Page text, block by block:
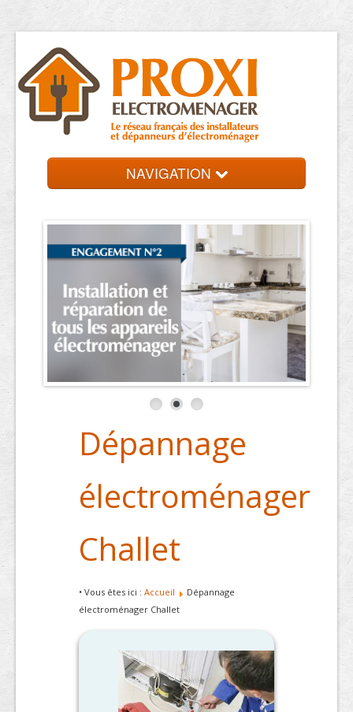
NAVIGATION
Dépannage
électroménager
Challet
• Vous êtes ici : Accueil
Dépannage
électroménager Challet